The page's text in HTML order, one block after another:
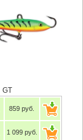
GT
859 руб.
1 099 руб.